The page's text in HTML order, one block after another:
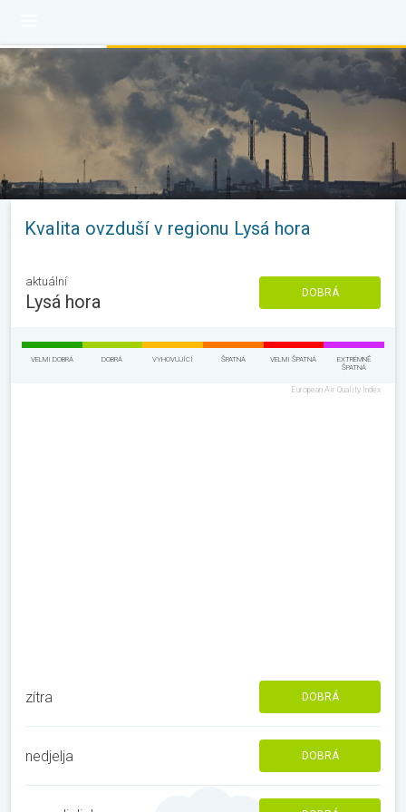
Kvalita ovzduší v regionu Lysá hora
aktuální
Lysá hora DOBRÁ
VELMI DOBRÁ DOBRÁ VYHOVUJÍCÍ ŠPATNÁ VELMI ŠPATNÁ
EXTRÉMNĚ
ŠPATNÁ
European Air Quality Index
zítra DOBRÁ
nedjelja DOBRÁ